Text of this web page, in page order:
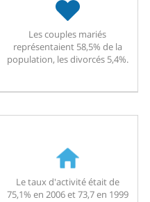
Les couples mariés
représentaient 58,5% de la
population, les divorcés 5,4%.
Le taux d'activité était de
75,1% en 2006 et 73,7 en 1999